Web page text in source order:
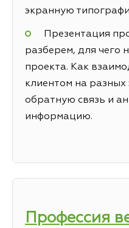
экранную
Презентация
разберем, для чего
проекта. Как
клиентом на разных
обратную связь и
информацию.
Профессия